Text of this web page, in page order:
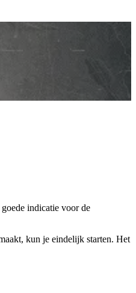
indicatie voor de
kun je eindelijk starten. Het